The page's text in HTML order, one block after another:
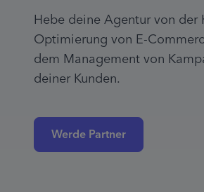
Hebe deine Agentur von der
Optimierung von E-
dem Management von
deiner Kunden.
Werde Partner